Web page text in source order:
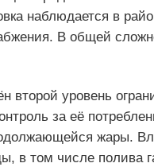
наблюдается в
В общей
второй уровень
за её
жары.
в том числе полива